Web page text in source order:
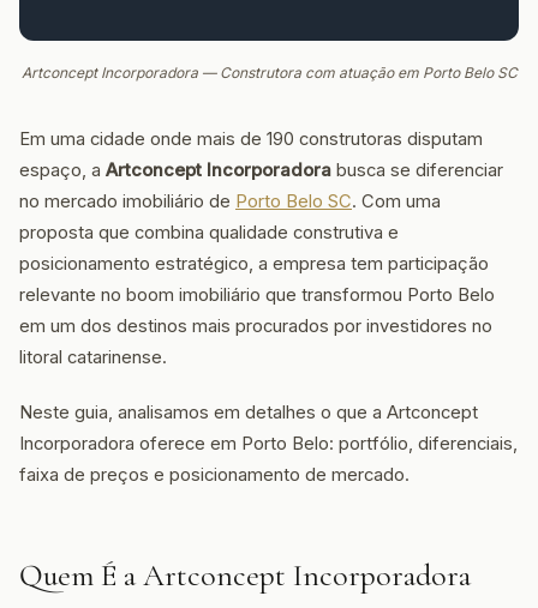
Artconcept Incorporadora — Construtora com atuação em Porto Belo SC
Em uma cidade onde mais de 190 construtoras disputam
espaço, a Artconcept Incorporadora busca se diferenciar
no mercado imobiliário de Porto Belo SC. Com uma
proposta que combina qualidade construtiva e
posicionamento estratégico, a empresa tem participação
relevante no boom imobiliário que transformou Porto Belo
em um dos destinos mais procurados por investidores no
litoral catarinense.
Neste guia, analisamos em detalhes o que a Artconcept
Incorporadora oferece em Porto Belo: portfólio, diferenciais,
faixa de preços e posicionamento de mercado.
Quem É a Artconcept Incorporadora